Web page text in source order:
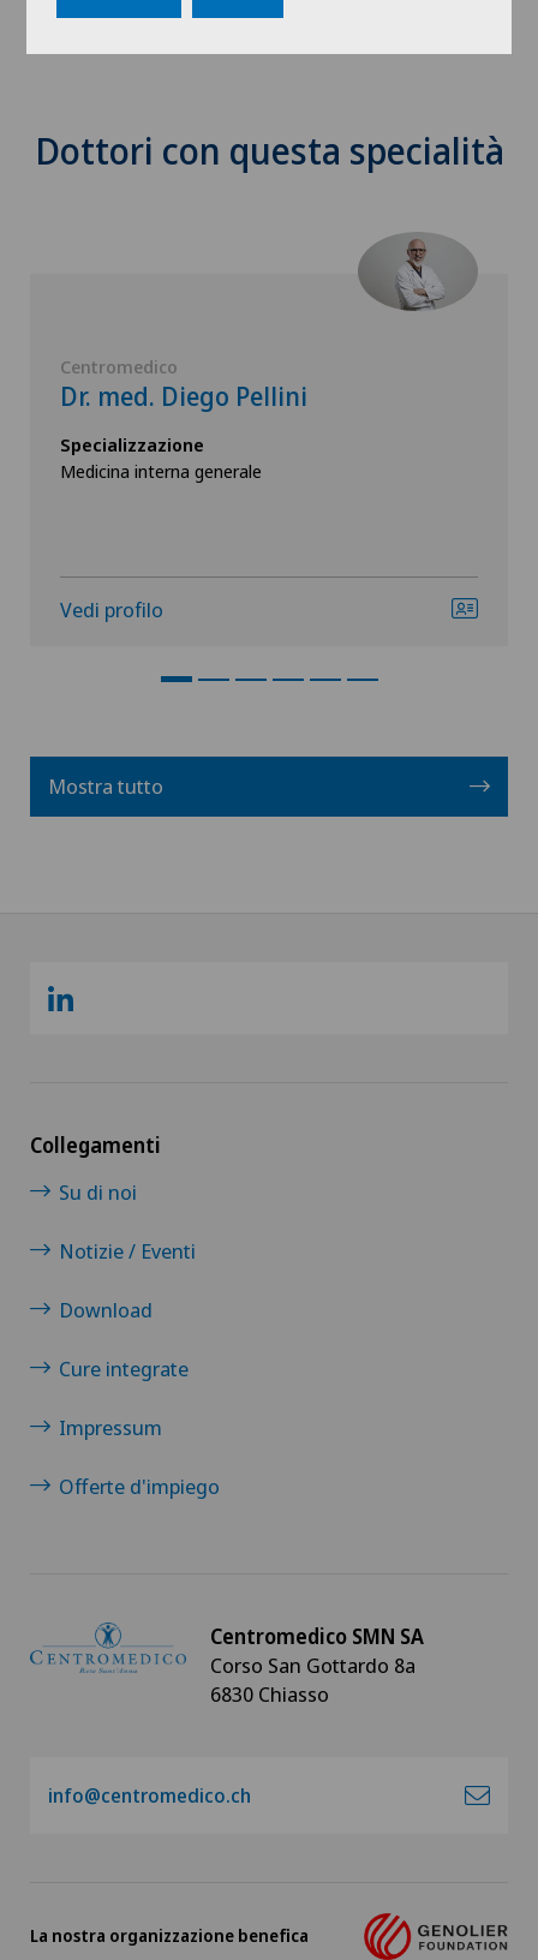
Dottori con questa specialità
Centromedico
Dr. med. Diego Pellini
Specializzazione
Medicina interna generale
Vedi profilo
Mostra tutto
Collegamenti
Su di noi
Notizie / Eventi
Download
Cure integrate
Impressum
Offerte d'impiego
Centromedico SMN SA
Corso San Gottardo 8a
6830 Chiasso
info@centromedico.ch
La nostra organizzazione benefica